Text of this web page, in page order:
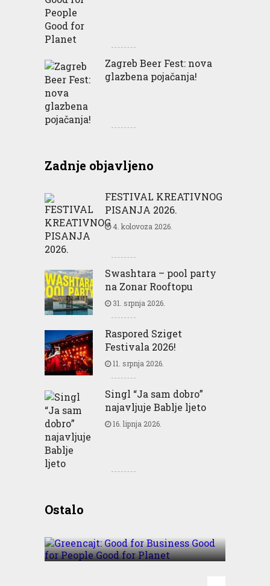
Zagreb Beer Fest: nova
glazbena pojačanja!
Zadnje objavljeno
FESTIVAL KREATIVNOG
PISANJA 2026.
4. kolovoza 2026.
Swashtara – pool party
na Zonar Rooftopu
31. srpnja 2026.
Raspored Sziget
Festivala 2026!
11. srpnja 2026.
Singl “Ja sam dobro”
najavljuje Bablje ljeto
16. lipnja 2026.
OstaloBusiness Good for People